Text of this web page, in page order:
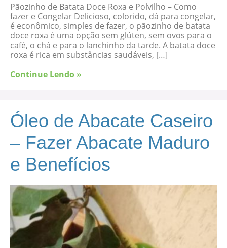
Pãozinho de Batata Doce Roxa e Polvilho – Como
fazer e Congelar Delicioso, colorido, dá para congelar,
é econômico, simples de fazer, o pãozinho de batata
doce roxa é uma opção sem glúten, sem ovos para o
café, o chá e para o lanchinho da tarde. A batata doce
roxa é rica em substâncias saudáveis, […]
Continue Lendo »
Óleo de Abacate Caseiro
– Fazer Abacate Maduro
e Benefícios